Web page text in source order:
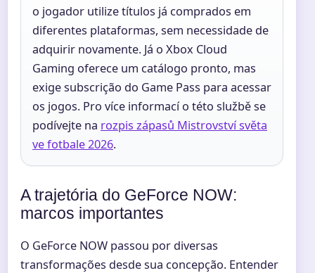
o jogador utilize títulos já comprados em
diferentes plataformas, sem necessidade de
adquirir novamente. Já o Xbox Cloud
Gaming oferece um catálogo pronto, mas
exige subscrição do Game Pass para acessar
os jogos. Pro více informací o této službě se
podívejte na rozpis zápasů Mistrovství světa
ve fotbale 2026.
A trajetória do GeForce NOW:
marcos importantes
O GeForce NOW passou por diversas
transformações desde sua concepção. Entender